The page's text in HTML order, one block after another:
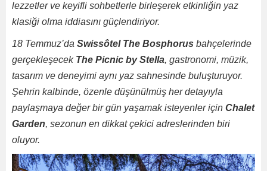
lezzetler ve keyifli sohbetlerle birleşerek etkinliğin yaz
klasiği olma iddiasını güçlendiriyor.
18 Temmuz’da Swissôtel The Bosphorus bahçelerinde
gerçekleşecek The Picnic by Stella, gastronomi, müzik,
tasarım ve deneyimi aynı yaz sahnesinde buluşturuyor.
Şehrin kalbinde, özenle düşünülmüş her detayıyla
paylaşmaya değer bir gün yaşamak isteyenler için Chalet
Garden, sezonun en dikkat çekici adreslerinden biri
oluyor.